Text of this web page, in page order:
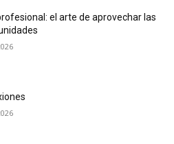
el arte de aprovechar las